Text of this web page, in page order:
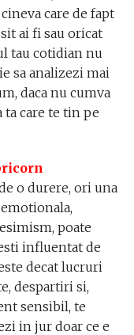
care de fapt
ai fi sau oricat
tau cotidian nu
sa analizezi mai
daca nu cumva
care te tin pe
o durere, ori una
poate
influentat de
decat lucruri
despartiri si,
sensibil, te
in jur doar ce e